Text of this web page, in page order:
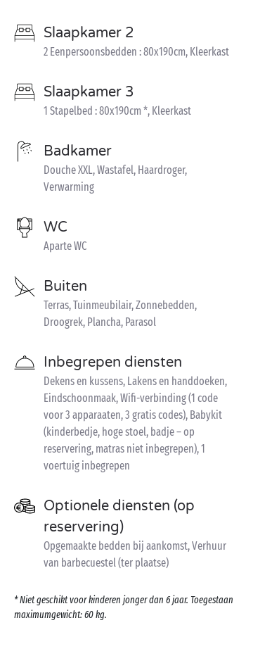
Slaapkamer 2
2 Eenpersoonsbedden : 80x190cm, Kleerkast
Slaapkamer 3
1 Stapelbed : 80x190cm *, Kleerkast
Badkamer
Douche XXL, Wastafel, Haardroger,
Verwarming
WC
Aparte WC
Buiten
Terras, Tuinmeubilair, Zonnebedden,
Droogrek, Plancha, Parasol
Inbegrepen diensten
Dekens en kussens, Lakens en handdoeken,
Eindschoonmaak, Wifi-verbinding (1 code
voor 3 apparaaten, 3 gratis codes), Babykit
(kinderbedje, hoge stoel, badje – op
reservering, matras niet inbegrepen), 1
voertuig inbegrepen
Optionele diensten (op
reservering)
Opgemaakte bedden bij aankomst, Verhuur
van barbecuestel (ter plaatse)
* Niet geschikt voor kinderen jonger dan 6 jaar. Toegestaan
maximumgewicht: 60 kg.